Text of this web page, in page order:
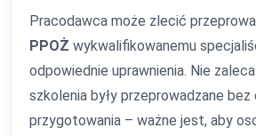
Pracodawca może zlecić
PPOŻ wykwalifikowanemu
odpowiednie uprawnienia. Nie
szkolenia były przeprowadzane
przygotowania – ważne jest, aby